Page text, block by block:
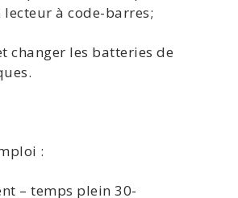
lecteur à code-barres;
les batteries de
:
– temps plein 30-